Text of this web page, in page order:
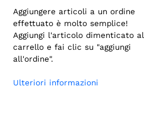
Aggiungere articoli a un ordine
effettuato è molto semplice!
Aggiungi l'articolo dimenticato al
carrello e fai clic su "aggiungi
all'ordine".
Ulteriori informazioni